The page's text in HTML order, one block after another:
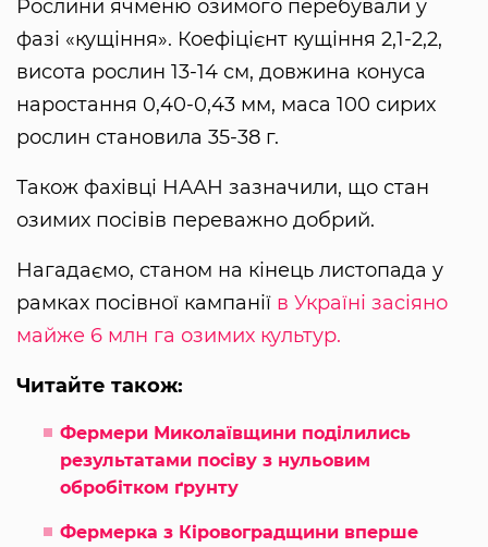
Рослини ячменю озимого перебували у
фазі «кущіння». Коефіцієнт кущіння 2,1-2,2,
висота рослин 13-14 см, довжина конуса
наростання 0,40-0,43 мм, маса 100 сирих
рослин становила 35-38 г.
Також фахівці НААН зазначили, що стан
озимих посівів переважно добрий.
Нагадаємо, станом на кінець листопада у
рамках посівної кампанії в Україні засіяно
майже 6 млн га озимих культур.
Читайте також:
Фермери Миколаївщини поділились
результатами посіву з нульовим
обробітком ґрунту
Фермерка з Кіровоградщини вперше